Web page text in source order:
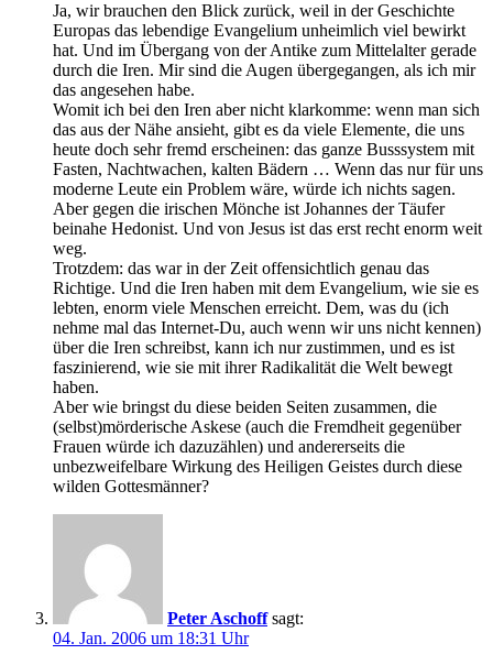
Ja, wir brauchen den Blick zurück, weil in der Geschichte
Europas das lebendige Evangelium unheimlich viel bewirkt
hat. Und im Übergang von der Antike zum Mittelalter gerade
durch die Iren. Mir sind die Augen übergegangen, als ich mir
das angesehen habe.
Womit ich bei den Iren aber nicht klarkomme: wenn man sich
das aus der Nähe ansieht, gibt es da viele Elemente, die uns
heute doch sehr fremd erscheinen: das ganze Busssystem mit
Fasten, Nachtwachen, kalten Bädern … Wenn das nur für uns
moderne Leute ein Problem wäre, würde ich nichts sagen.
Aber gegen die irischen Mönche ist Johannes der Täufer
beinahe Hedonist. Und von Jesus ist das erst recht enorm weit
weg.
Trotzdem: das war in der Zeit offensichtlich genau das
Richtige. Und die Iren haben mit dem Evangelium, wie sie es
lebten, enorm viele Menschen erreicht. Dem, was du (ich
nehme mal das Internet-Du, auch wenn wir uns nicht kennen)
über die Iren schreibst, kann ich nur zustimmen, und es ist
faszinierend, wie sie mit ihrer Radikalität die Welt bewegt
haben.
Aber wie bringst du diese beiden Seiten zusammen, die
(selbst)mörderische Askese (auch die Fremdheit gegenüber
Frauen würde ich dazuzählen) und andererseits die
unbezweifelbare Wirkung des Heiligen Geistes durch diese
wilden Gottesmänner?
Peter Aschoff sagt:
04. Jan. 2006 um 18:31 Uhr